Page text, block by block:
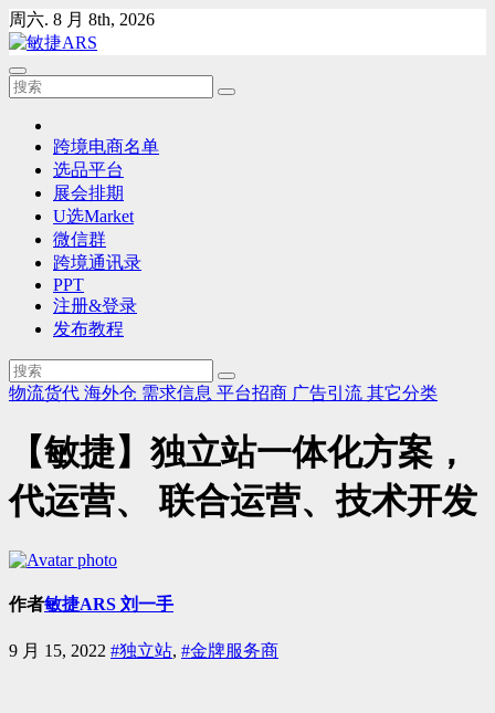
Skip
to
content
周六. 8 月 8th, 2026
跨境电商名单
选品平台
展会排期
U选Market
微信群
跨境通讯录
PPT
注册&登录
发布教程
物流货代 海外仓 需求信息 平台招商 广告引流 其它分类
【敏捷】独立站一体化方案，
代运营、 联合运营、技术开发
作者敏捷ARS 刘一手
9 月 15, 2022 #独立站, #金牌服务商